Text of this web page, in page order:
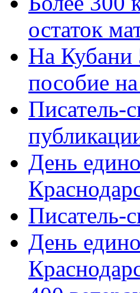
остаток
На Кубани
пособие
Писатель-
День
Писатель-
День